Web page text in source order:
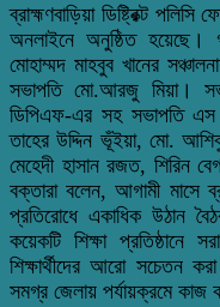
ব্রাহ্মণবাড়িয়া ডিষ্ট্রিক্ট
অনলাইনে অনুষ্ঠিত হয়েছে।
মোহাম্মদ মাহবুব খানের
সভাপতি মো.আরজু মিয়া।
ডিপিএফ-এর সহ সভাপতি
তাহের উদ্দিন ভূঁইয়া, মো.
মেহেদী হাসান রজত, শিরিন
বক্তারা বলেন, আগামী মাসে
প্রতিরোধে একাধিক উঠান
কয়েকটি শিক্ষা প্রতিষ্ঠানে
শিক্ষার্থীদের আরো সচেতন
সমগ্র জেলায় পর্যায়ক্রমে কাজ